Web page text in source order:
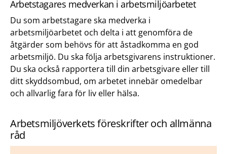
Arbetstagares medverkan i arbetsmiljöarbetet
Du som arbetstagare ska medverka i
arbetsmiljöarbetet och delta i att genomföra de
åtgärder som behövs för att åstadkomma en god
arbetsmiljö. Du ska följa arbetsgivarens instruktioner.
Du ska också rapportera till din arbetsgivare eller till
ditt skyddsombud, om arbetet innebär omedelbar
och allvarlig fara för liv eller hälsa.
Arbetsmiljöverkets föreskrifter och allmänna
råd